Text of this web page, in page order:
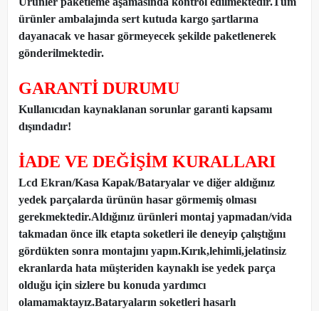
ürünler ambalajında sert kutuda kargo şartlarına
dayanacak ve hasar görmeyecek şekilde paketlenerek
gönderilmektedir.
GARANTİ DURUMU
Kullanıcıdan kaynaklanan sorunlar garanti kapsamı
dışındadır!
İADE VE DEĞİŞİM KURALLARI
Lcd Ekran/Kasa Kapak/Bataryalar ve diğer aldığınız
yedek parçalarda ürünün hasar görmemiş olması
gerekmektedir.Aldığınız ürünleri montaj yapmadan/vida
takmadan önce ilk etapta soketleri ile deneyip çalıştığını
gördükten sonra montajını yapın.Kırık,lehimli,jelatinsiz
ekranlarda hata müşteriden kaynaklı ise yedek parça
olduğu için sizlere bu konuda yardımcı
olamamaktayız.Bataryaların soketleri hasarlı